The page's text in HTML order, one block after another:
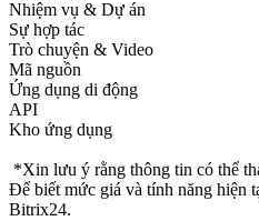
Nhiệm vụ & Dự án
Sự hợp tác
Trò chuyện & Video
Mã nguồn
Ứng dụng di động
API
Kho ứng dụng
*Xin lưu ý rằng thông tin có thể
Để biết mức giá và tính năng hiện
Bitrix24.